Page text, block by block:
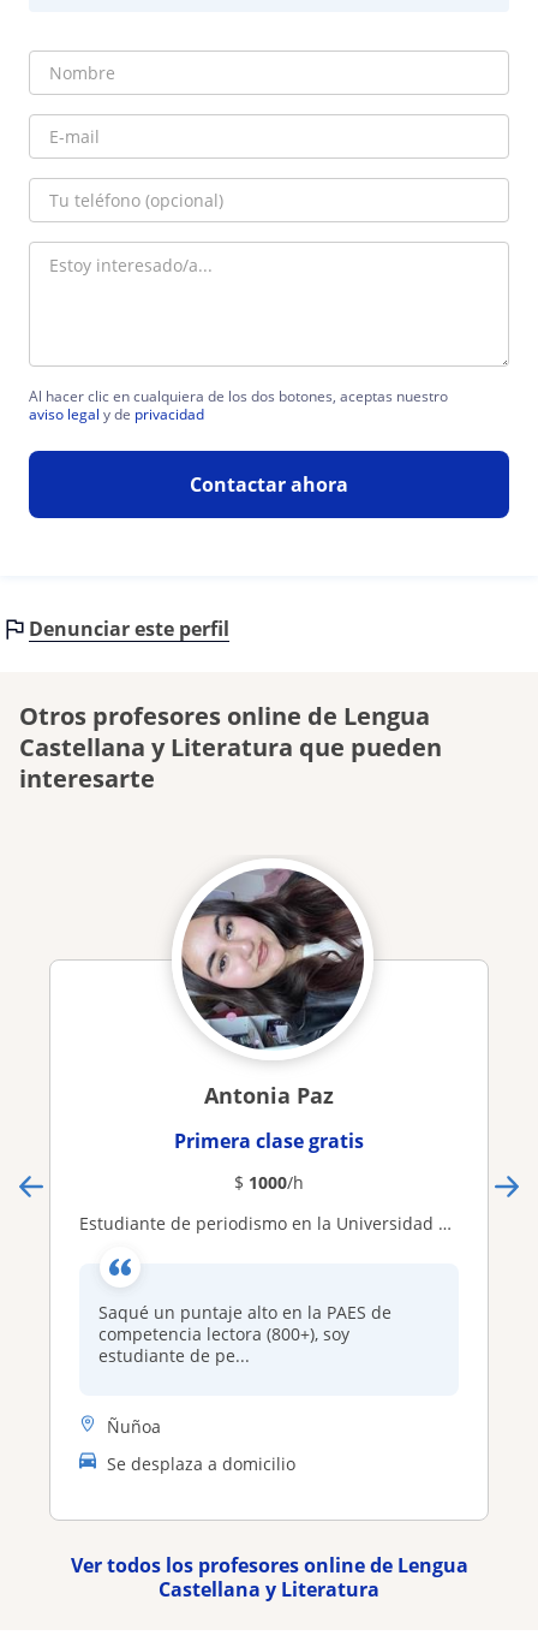
Al hacer clic en cualquiera de los dos botones, aceptas nuestro
aviso legal y de privacidad
Contactar ahora
Denunciar este perfil
Otros profesores online de Lengua
Castellana y Literatura que pueden
interesarte
Antonia Paz
Primera clase gratis
$ 1000/h
Estudiante de periodismo en la Universidad de Chile imparte clases PAES de lenguaje y literatura para competencia lectora
Saqué un puntaje alto en la PAES de
competencia lectora (800+), soy
estudiante de pe...
Ñuñoa
Se desplaza a domicilio
Ver todos los profesores online de Lengua
Castellana y Literatura